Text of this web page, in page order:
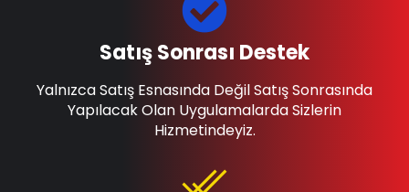
Satış Sonrası Destek
Yalnızca Satış Esnasında Değil Satış Sonrasında
Yapılacak Olan Uygulamalarda Sizlerin
Hizmetindeyiz.